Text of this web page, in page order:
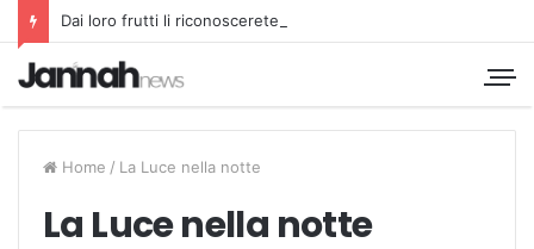
Dai loro frutti li riconoscerete
Home / La Luce nella notte
La Luce nella notte